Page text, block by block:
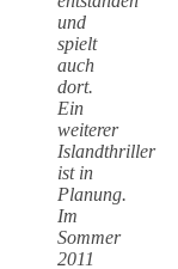
und
spielt
auch
dort.
Ein
weiterer
Islandthriller
ist in
Planung.
Im
Sommer
2011